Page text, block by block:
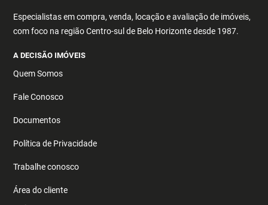
Especialistas em compra, venda, locação e avaliação de imóveis,
com foco na região Centro-sul de Belo Horizonte desde 1987.
A DECISÃO IMÓVEIS
Quem Somos
Fale Conosco
Documentos
Política de Privacidade
Trabalhe conosco
Área do cliente